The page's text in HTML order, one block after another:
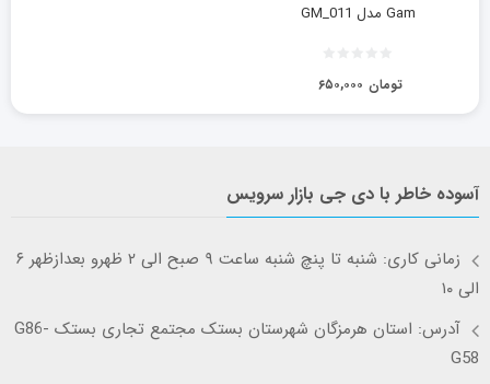
Gam مدل GM_011
۶۵۰,۰۰۰ تومان
آسوده خاطر با دی جی بازار سرویس
زمانی کاری: شنبه تا پنچ شنبه ساعت ۹ صبح الی ۲ ظهرو بعدازظهر ۶
الی ۱۰
آدرس: استان هرمزگان شهرستان بستک مجتمع تجاری بستک G86-
G58